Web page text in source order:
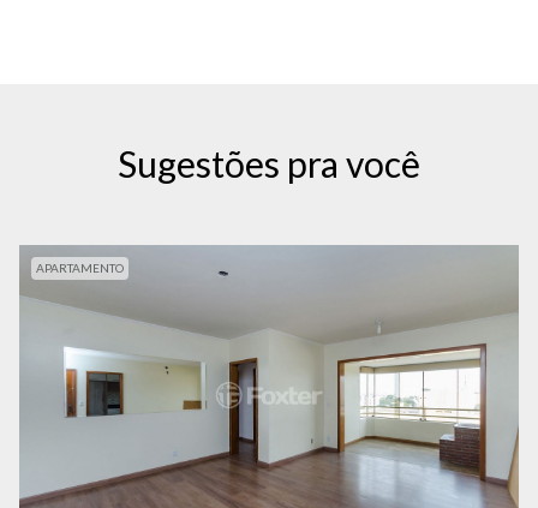
Sugestões pra você
APARTAMENTO